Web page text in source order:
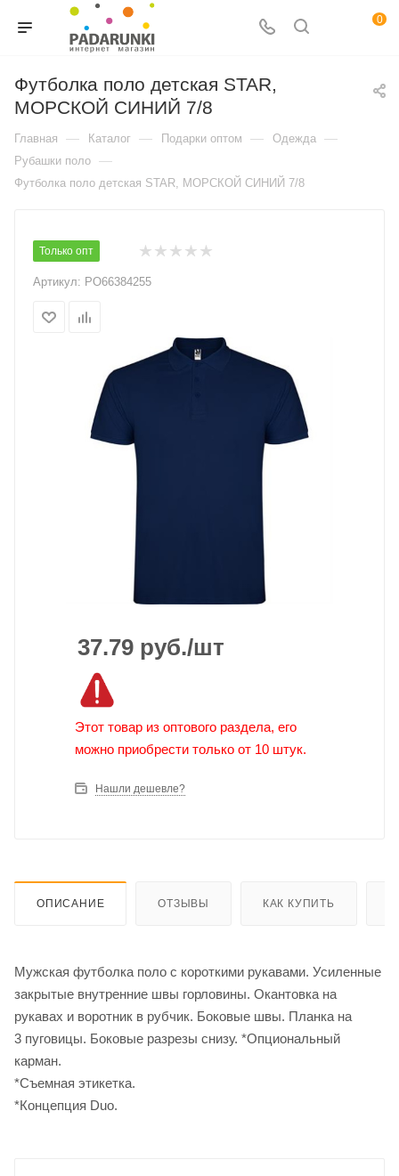
0
Футболка поло детская STAR,
МОРСКОЙ СИНИЙ 7/8
Главная — Каталог — Подарки оптом — Одежда —
Рубашки поло —
Футболка поло детская STAR, МОРСКОЙ СИНИЙ 7/8
Только опт
Артикул: PO66384255
37.79 руб./шт
Этот товар из оптового раздела, его
можно приобрести только от 10 штук.
Нашли дешевле?
ОПИСАНИЕ ОТЗЫВЫ КАК КУПИТЬ
Мужская футболка поло с короткими рукавами. Усиленные
закрытые внутренние швы горловины. Окантовка на
рукавах и воротник в рубчик. Боковые швы. Планка на
3 пуговицы. Боковые разрезы снизу. *Опциональный
карман.
*Съемная этикетка.
*Концепция Duo.